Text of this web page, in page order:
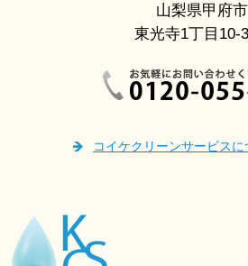
山梨県甲府市
東光寺1丁目10-
コイケクリーンサービス